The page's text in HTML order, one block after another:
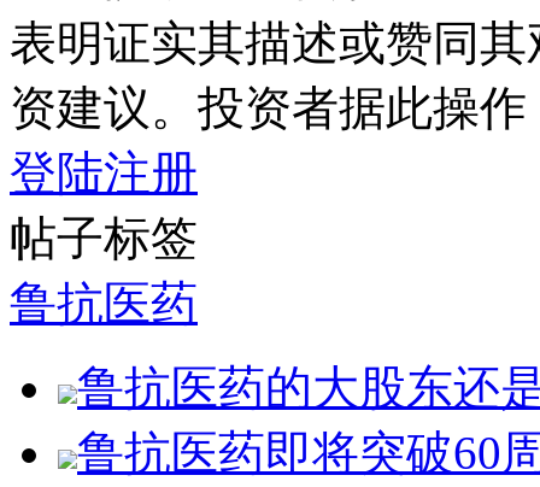
表明证实其描述或赞同
资建议。投资者据此操
登陆注册
帖子标签
鲁抗医药
鲁抗医药的大股东还
鲁抗医药即将突破60